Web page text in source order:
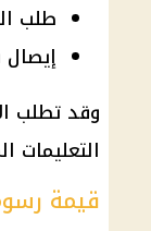
طلب
وقد تطلب
التعليمات
قيمة